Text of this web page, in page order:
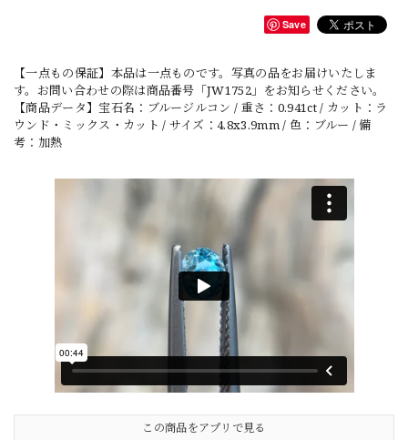
Save
【一点もの保証】本品は一点ものです。写真の品をお届けいたしま
す。お問い合わせの際は商品番号「JW1752」をお知らせください。
【商品データ】宝石名：ブルージルコン / 重さ：0.941ct / カット：ラ
ウンド・ミックス・カット / サイズ：4.8x3.9mm / 色：ブルー / 備
考：加熱
この商品をアプリで見る